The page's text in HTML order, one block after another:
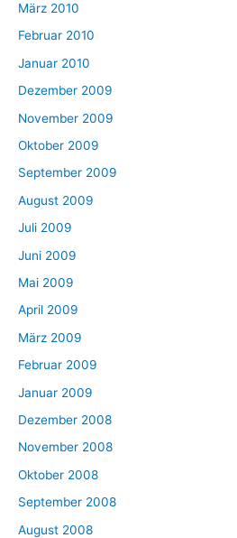
März 2010
Februar 2010
Januar 2010
Dezember 2009
November 2009
Oktober 2009
September 2009
August 2009
Juli 2009
Juni 2009
Mai 2009
April 2009
März 2009
Februar 2009
Januar 2009
Dezember 2008
November 2008
Oktober 2008
September 2008
August 2008